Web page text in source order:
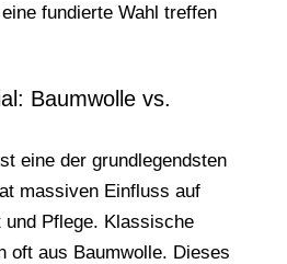
fundierte Wahl treffen
Baumwolle vs.
eine der grundlegendsten
massiven Einfluss auf
Pflege. Klassische
oft aus Baumwolle. Dieses